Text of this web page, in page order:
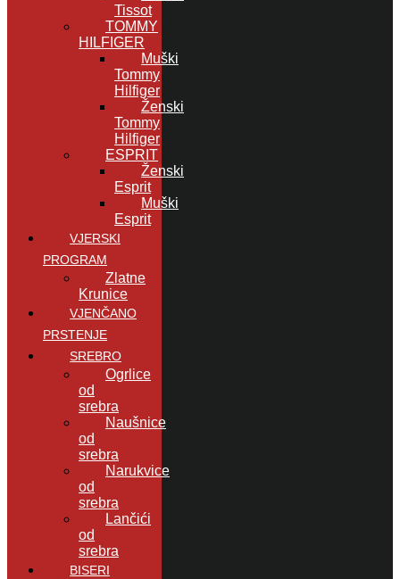
Tissot
TOMMY
HILFIGER
Muški
Tommy
Hilfiger
Ženski
Tommy
Hilfiger
ESPRIT
Ženski
Esprit
Muški
Esprit
VJERSKI
PROGRAM
Zlatne
Krunice
VJENČANO
PRSTENJE
SREBRO
Ogrlice
od
srebra
Naušnice
od
srebra
Narukvice
od
srebra
Lančići
od
srebra
BISERI